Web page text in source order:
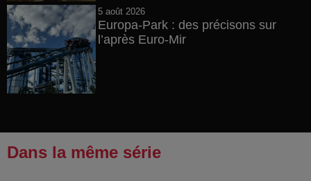
5 août 2026
Europa-Park : des précisons sur
l’après Euro-Mir
Dans la même série